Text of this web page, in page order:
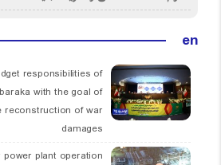
en
responsibilities of
with the goal of
reconstruction of war
damages
plant operation